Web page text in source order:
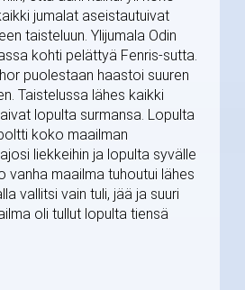
jumalat aseistautuivat
taisteluun. Ylijumala Odin
kohti pelättyä Fenris-sutta.
puolestaan haastoi suuren
Taistelussa lähes kaikki
lopulta surmansa. Lopulta
koko maailman
liekkeihin ja lopulta syvälle
vanha maailma tuhoutui lähes
vallitsi vain tuli, jää ja suuri
oli tullut lopulta tiensä